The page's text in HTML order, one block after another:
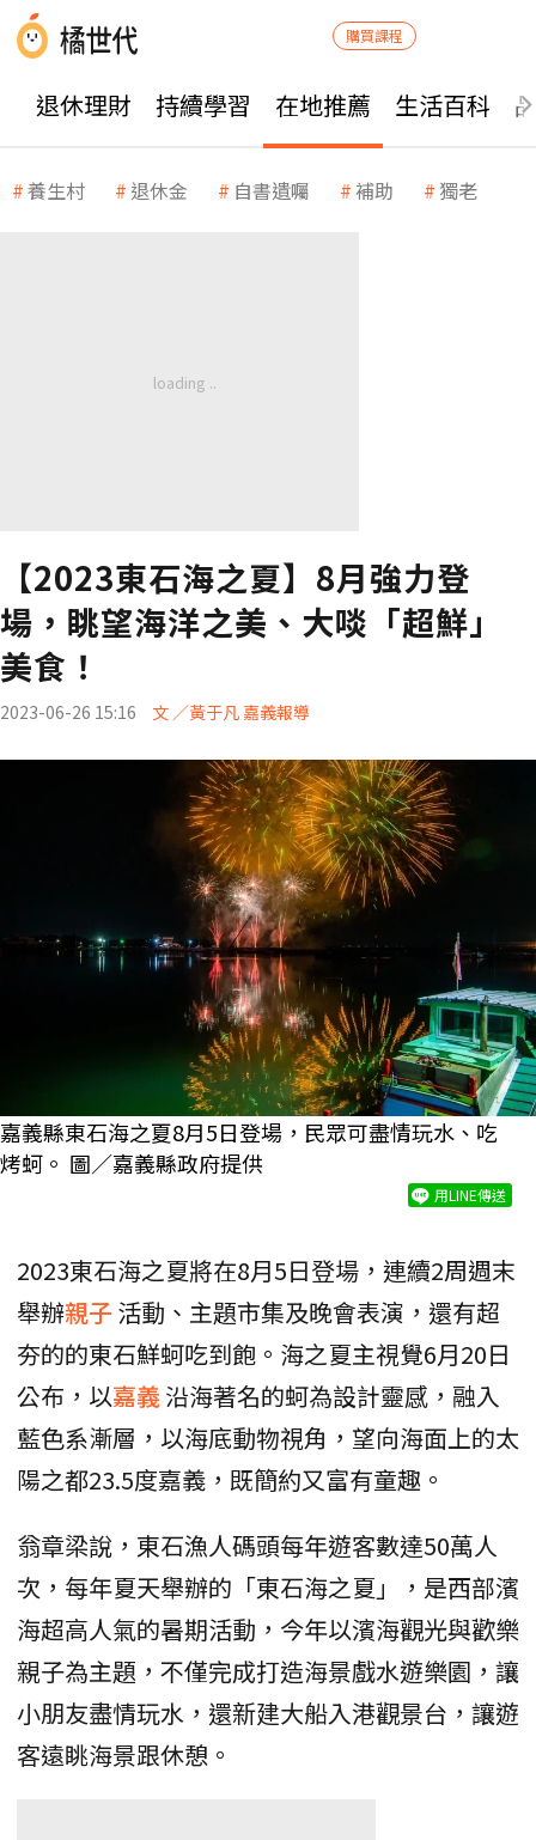
購買課程
退休理財 持續學習 在地推薦 生活百科
養生村 退休金 自書遺囑 補助 獨老
【2023東石海之夏】8月強力登
場，眺望海洋之美、大啖「超鮮」
美食！
2023-06-26 15:16 文 ／黃于凡 嘉義報導
嘉義縣東石海之夏8月5日登場，民眾可盡情玩水、吃
烤蚵。 圖／嘉義縣政府提供
用LINE傳送
2023東石海之夏將在8月5日登場，連續2周週末
舉辦親子 活動、主題市集及晚會表演，還有超
夯的的東石鮮蚵吃到飽。海之夏主視覺6月20日
公布，以嘉義沿海著名的蚵為設計靈感，融入
藍色系漸層，以海底動物視角，望向海面上的太
陽之都23.5度嘉義，既簡約又富有童趣。
翁章梁說，東石漁人碼頭每年遊客數達50萬人
次，每年夏天舉辦的「東石海之夏」，是西部濱
海超高人氣的暑期活動，今年以濱海觀光與歡樂
親子為主題，不僅完成打造海景戲水遊樂園，讓
小朋友盡情玩水，還新建大船入港觀景台，讓遊
客遠眺海景跟休憩。